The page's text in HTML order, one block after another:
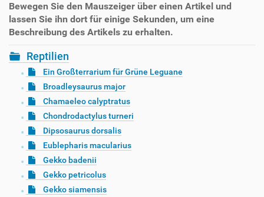
Bewegen Sie den Mauszeiger über einen Artikel und
lassen Sie ihn dort für einige Sekunden, um eine
Beschreibung des Artikels zu erhalten.
Reptilien
Ein Großterrarium für Grüne Leguane
Broadleysaurus major
Chamaeleo calyptratus
Chondrodactylus turneri
Dipsosaurus dorsalis
Eublepharis macularius
Gekko badenii
Gekko petricolus
Gekko siamensis